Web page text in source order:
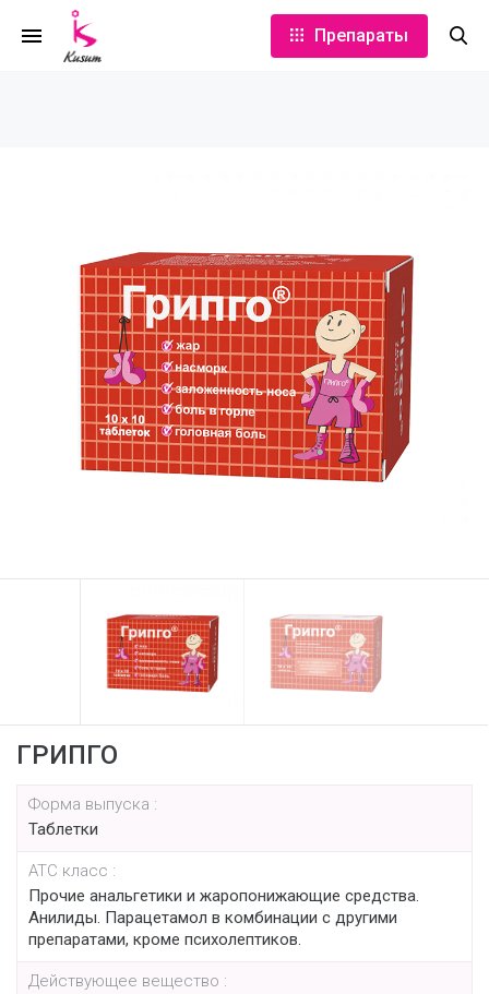
Препараты
ГРИПГО
Форма выпуска :
Таблетки
АТС класс :
Прочие анальгетики и жаропонижающие средства.
Анилиды. Парацетамол в комбинации с другими
препаратами, кроме психолептиков.
Действующее вещество :